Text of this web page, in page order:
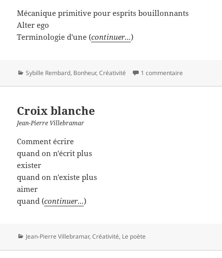
Mécanique primitive pour esprits bouillonnants
Alter ego
Terminologie d'une (continuer...)
Catégories
Sybille Rembard, Bonheur,Créativité 1 commentaire
Croix blanche
Jean-Pierre Villebramar
Comment écrire
quand on n'écrit plus
exister
quand on n'existe plus
aimer
quand (continuer...)
Catégories
Jean-Pierre Villebramar,Créativité, Le poète